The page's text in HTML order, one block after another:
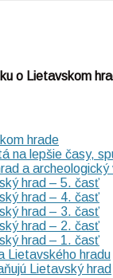
o Lietavskom
hrade
na lepšie časy,
a archeologický
hrad – 5. časť
hrad – 4. časť
hrad – 3. časť
hrad – 2. časť
hrad – 1. časť
Lietavského hradu
Lietavský hrad